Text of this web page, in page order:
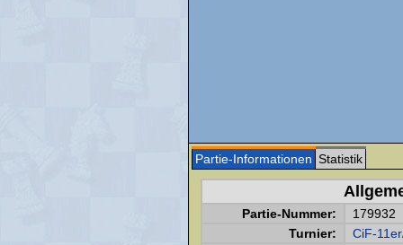
Partie-Informationen Statistik
Partie-Nummer:
179932
Turnier:
CiF-